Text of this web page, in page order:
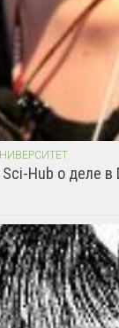
Hub о деле в